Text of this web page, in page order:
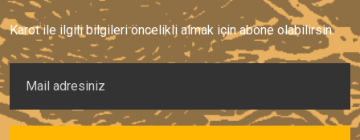
Karot ile ilgili bilgileri öncelikli almak için abone olabilirsin.